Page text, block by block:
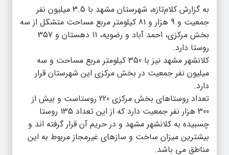
به گزارش کلام‌تازه، شهرستان مشهد با 3.5 میلیون نفر
جمعیت و 9 هزار و 81 کیلومتر مربع مساحت متشکل از سه
بخش مرکزی، احمد آباد و رضویه، 11 دهستان و 357
روستا دارد.
کلانشهر مشهد نیز با 350 کیلومتر مربع مساحت و سه
میلیون نفر جمعیت در بخش مرکزی این شهرستان قرار
دارد.
تعداد روستاهای بخش مرکزی 220 روستاست و بیش از
300 هزار نفر جمعیت دارد که از این تعداد 135 روستا
چسبیده به کلانشهر مشهد و در حریم آن قرار گرفته اند و
بیشترین میزان ساخت و سازهای غیرمجاز مربوط به این
مناطق می باشد.